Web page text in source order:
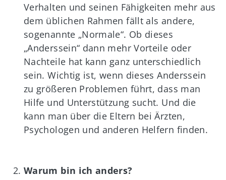
Verhalten und seinen Fähigkeiten mehr aus
dem üblichen Rahmen fällt als andere,
sogenannte „Normale“. Ob dieses
„Anderssein“ dann mehr Vorteile oder
Nachteile hat kann ganz unterschiedlich
sein. Wichtig ist, wenn dieses Anderssein
zu größeren Problemen führt, dass man
Hilfe und Unterstützung sucht. Und die
kann man über die Eltern bei Ärzten,
Psychologen und anderen Helfern finden.
Warum bin ich anders?